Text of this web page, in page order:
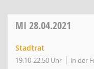
MI 28.04.2021
Stadtrat
19:10-22:50 Uhr in der